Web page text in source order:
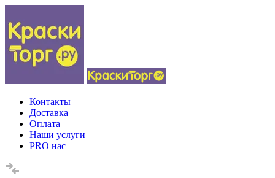
Контакты
Доставка
Оплата
Наши услуги
PRO нас